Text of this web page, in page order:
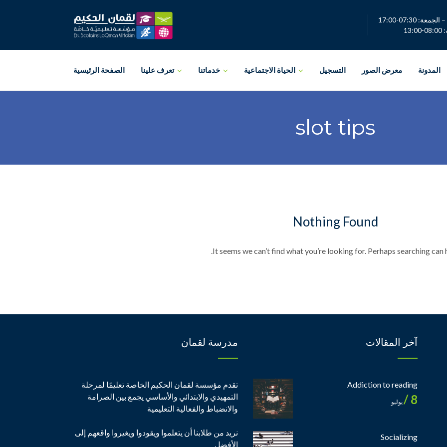
07:30-17:00
الصفحة الرئيسية تعرف علينا خدماتنا الحياة الاجتماعية التسجيل معرض الصور المدونة
slot tips
Nothing Found
It seems we can’t find what you’re looking for. Perhaps searching can
مدرسة لقمان
تقدم مؤسسة لقمان الحكيم الخاصة تعليمًا لمرحلة
التمهيدي والابتدائي والأساسي يجمع بين الصرامة
والانضباط والفعالية التعليمية
نريد من طلابنا أن يتعلموا ويقودوا ويغيروا واقعهم إلى
الأفضل
آخر المقالات
Addiction to reading
8 / يوليو
Socializing